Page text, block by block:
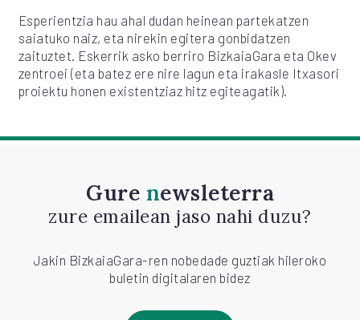
Esperientzia hau ahal dudan heinean partekatzen
saiatuko naiz, eta nirekin egitera gonbidatzen
zaituztet. Eskerrik asko berriro BizkaiaGara eta Okev
zentroei (eta batez ere nire lagun eta irakasle Itxasori
proiektu honen existentziaz hitz egiteagatik).
Gure newsleterra
zure emailean jaso nahi duzu?
Jakin BizkaiaGara-ren nobedade guztiak hileroko
buletin digitalaren bidez